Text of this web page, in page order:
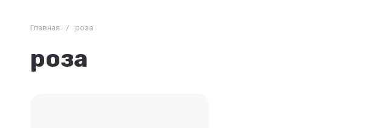
Главная / роза
роза